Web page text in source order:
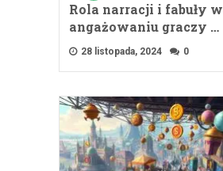
Rola narracji i fabuły w
angażowaniu graczy …
28 listopada, 2024 0